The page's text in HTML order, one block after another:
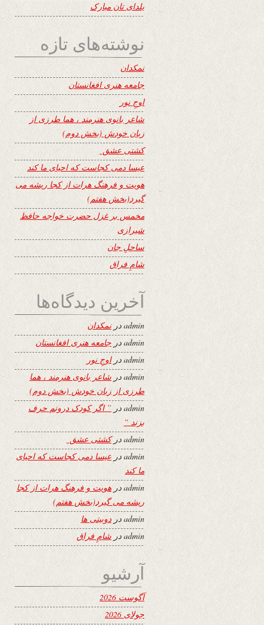
یلدای تان مبارک
نوشته‌های تازه
نمکدان
جامعه هنری افغانستان
اوجِ نور
شاعر بانوی هنرمند ، هما طرزی از
زبان خودش (بخش دوم)
کشتی عشق
عیسا دمی کجاست که احیای ما کند
هویت و فرهنگ هرات از کجا ریشه می
گیرد(بخش هفتم)
مخمس بر غزل حضرت خواجه حافظ
شیرازی
ساحلِ جان
شامِ فراق
آخرین دیدگاه‌ها
adminدرنمکدان
adminدر جامعه هنری افغانستان
adminدراوجِ نور
adminدر شاعر بانوی هنرمند ، هما
طرزی از زبان خودش (بخش دوم)
adminدر ” اگر کودک درونم حرف
بزند “
adminدرکشتی عشق
adminدر عیسا دمی کجاست که احیای
ما کند
adminدر هویت و فرهنگ هرات از کجا
ریشه می گیرد(بخش هفتم)
adminدردوبیتی ها
admin در شامِ فراق
آرشیو
آگوست 2026
جولای 2026